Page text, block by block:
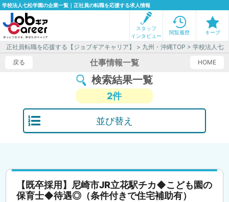
学校法人七松学園の企業一覧｜正社員の転職を応援する求人情報
スタッフ
インタビュー
閲覧履歴 キープ
正社員転職を応援する【ジョブギアキャリア】 > 九州・沖縄TOP > 学校法人七
戻る
HOME
仕事情報一覧
検索結果一覧
2件
並び替え
【既卒採用】尼崎市JR立花駅チカ◆こども園の
保育士◆待遇◎（条件付きで住宅補助有）